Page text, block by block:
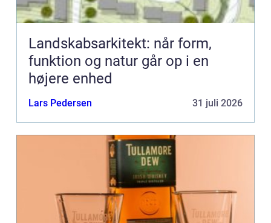
Landskabsarkitekt: når form,
funktion og natur går op i en
højere enhed
Lars Pedersen 31 juli 2026